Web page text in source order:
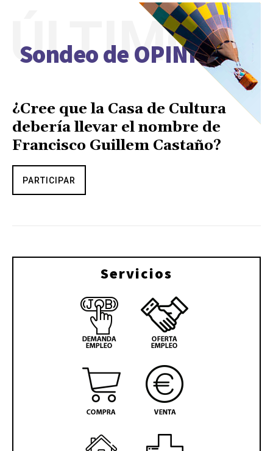
Sondeo de OPINIÓN
ÚLTIMO
¿Cree que la Casa de Cultura
debería llevar el nombre de
Francisco Guillem Castaño?
PARTICIPAR
Servicios